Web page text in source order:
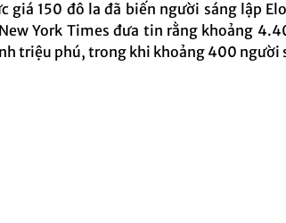
giá 150 đô la đã biến người sáng lập
York Times đưa tin rằng khoảng
triệu phú, trong khi khoảng 400